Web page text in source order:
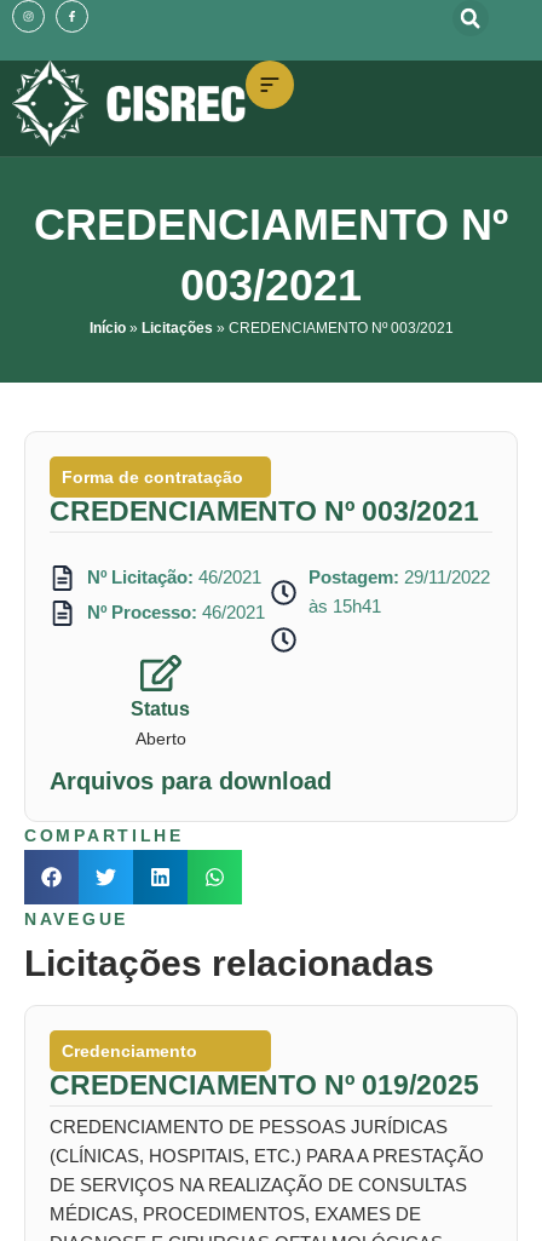
conteúdo
conteúdo
I
n
s
t
g
a
m
F
a
c
e
o
k
-
f
CREDENCIAMENTO Nº
003/2021
Início» Licitações » CREDENCIAMENTO Nº 003/2021
Forma de contratação
CREDENCIAMENTO Nº 003/2021
Nº Licitação: 46/2021
Nº Processo: 46/2021
Postagem: 29/11/2022
às 15h41
Status
Aberto
Arquivos para download
COMPARTILHE
NAVEGUE
Licitações relacionadas
Credenciamento
CREDENCIAMENTO Nº 019/2025
CREDENCIAMENTO DE PESSOAS JURÍDICAS
(CLÍNICAS, HOSPITAIS, ETC.) PARA A PRESTAÇÃO
DE SERVIÇOS NA REALIZAÇÃO DE CONSULTAS
MÉDICAS, PROCEDIMENTOS, EXAMES DE